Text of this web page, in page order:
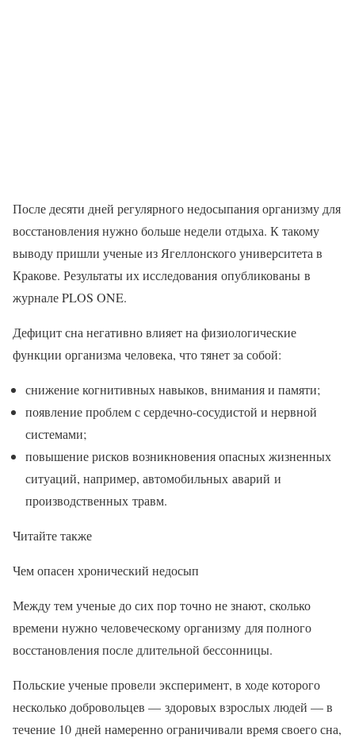
После десяти дней регулярного недосыпания организму для
восстановления нужно больше недели отдыха. К такому
выводу пришли ученые из Ягеллонского университета в
Кракове. Результаты их исследования опубликованы в
журнале PLOS ONE.
Дефицит сна негативно влияет на физиологические
функции организма человека, что тянет за собой:
снижение когнитивных навыков, внимания и памяти;
появление проблем с сердечно-сосудистой и нервной
системами;
повышение рисков возникновения опасных жизненных
ситуаций, например, автомобильных аварий и
производственных травм.
Читайте также
Чем опасен хронический недосып
Между тем ученые до сих пор точно не знают, сколько
времени нужно человеческому организму для полного
восстановления после длительной бессонницы.
Польские ученые провели эксперимент, в ходе которого
несколько добровольцев — здоровых взрослых людей — в
течение 10 дней намеренно ограничивали время своего сна,